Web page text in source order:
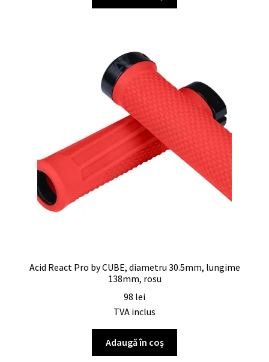
Acid React Pro by CUBE, diametru 30.5mm, lungime
138mm, rosu
98 lei
TVA inclus
Adaugă în coș